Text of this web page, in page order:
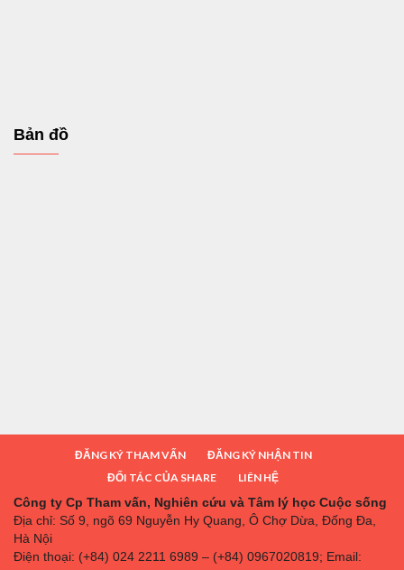
Bản đồ
ĐĂNG KÝ THAM VẤN
ĐĂNG KÝ NHẬN TIN
ĐỐI TÁC CỦA SHARE
LIÊN HỆ
Công ty Cp Tham vấn, Nghiên cứu và Tâm lý học Cuộc sống
Địa chỉ: Số 9, ngõ 69 Nguyễn Hy Quang, Ô Chợ Dừa, Đống Đa,
Hà Nội
Điện thoại: (+84) 024 2211 6989 – (+84) 0967020819; Email: